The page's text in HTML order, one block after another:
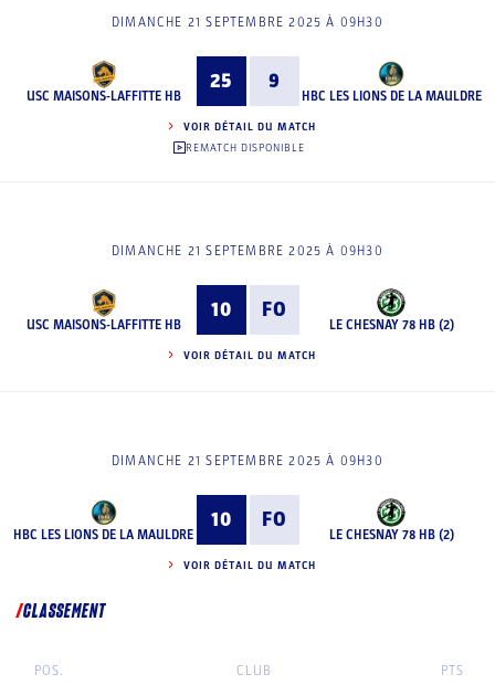
DIMANCHE 21 SEPTEMBRE 2025 À 09H30
USC MAISONS-LAFFITTE HB
25 9
HBC LES LIONS DE LA MAULDRE
VOIR DÉTAIL DU MATCH
REMATCH DISPONIBLE
DIMANCHE 21 SEPTEMBRE 2025 À 09H30
USC MAISONS-LAFFITTE HB
10 FO
LE CHESNAY 78 HB (2)
VOIR DÉTAIL DU MATCH
DIMANCHE 21 SEPTEMBRE 2025 À 09H30
HBC LES LIONS DE LA MAULDRE
10 FO
LE CHESNAY 78 HB (2)
VOIR DÉTAIL DU MATCH
CLASSEMENT
POS. CLUB PTS